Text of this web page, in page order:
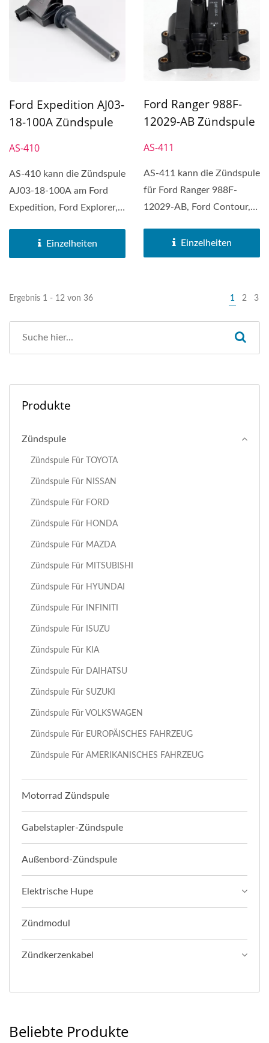
Ford Expedition AJ03-
18-100A Zündspule
AS-410
AS-410 kann die Zündspule
AJ03-18-100A am Ford
Expedition, Ford Explorer,
Einzelheiten
Ford Ranger 988F-
12029-AB Zündspule
AS-411
AS-411 kann die Zündspule
für Ford Ranger 988F-
12029-AB, Ford Contour,
Einzelheiten
Ergebnis 1 - 12 von 36 1 2 3
Produkte
Zündspule
Zündspule Für TOYOTA
Zündspule Für NISSAN
Zündspule Für FORD
Zündspule Für HONDA
Zündspule Für MAZDA
Zündspule Für MITSUBISHI
Zündspule Für HYUNDAI
Zündspule Für INFINITI
Zündspule Für ISUZU
Zündspule Für KIA
Zündspule Für DAIHATSU
Zündspule Für SUZUKI
Zündspule Für VOLKSWAGEN
Zündspule Für EUROPÄISCHES FAHRZEUG
Zündspule Für AMERIKANISCHES FAHRZEUG
Motorrad Zündspule
Gabelstapler-Zündspule
Außenbord-Zündspule
Elektrische Hupe
Zündmodul
Zündkerzenkabel
Beliebte Produkte